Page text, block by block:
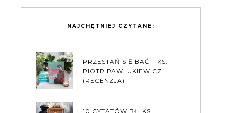
NAJCHĘTNIEJ CZYTANE:
PRZESTAŃ SIĘ BAĆ – KS.
PIOTR PAWLUKIEWICZ
(RECENZJA)
10 CYTATÓW BŁ. KS.